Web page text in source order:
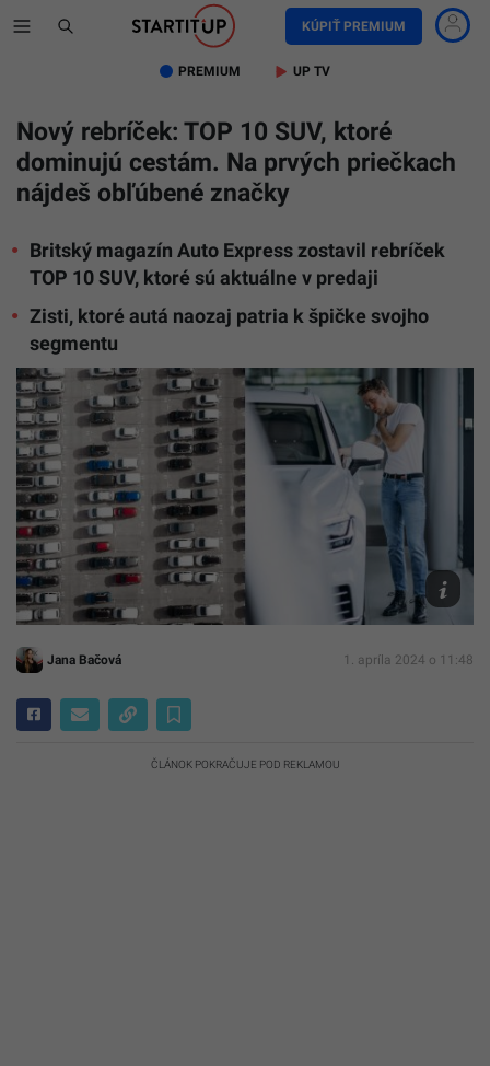
KÚPIŤ PREMIUM
PREMIUM UP TV
Nový rebríček: TOP 10 SUV, ktoré
dominujú cestám. Na prvých priečkach
nájdeš obľúbené značky
Britský magazín Auto Express zostavil rebríček
TOP 10 SUV, ktoré sú aktuálne v predaji
Zisti, ktoré autá naozaj patria k špičke svojho
segmentu
Freepik/
Freepik/
Jana Bačová 1. apríla 2024 o 11:48
ČLÁNOK POKRAČUJE POD REKLAMOU